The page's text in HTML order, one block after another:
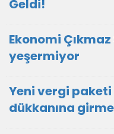
Geldi!
Ekonomi
yeşermiyor
Yeni vergi
dükkanına